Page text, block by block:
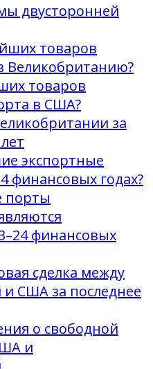
двусторонней
товаров
Великобританию?
товаров
в США?
за
экспортные
финансовых годах?
порты
финансовых
сделка между
США за последнее
о свободной
и